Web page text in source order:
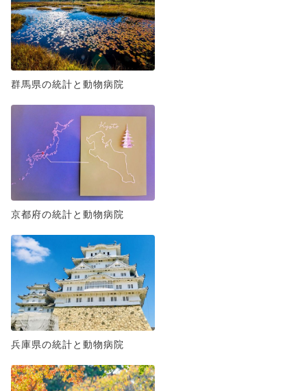
群馬県の統計と動物病院
京都府の統計と動物病院
兵庫県の統計と動物病院